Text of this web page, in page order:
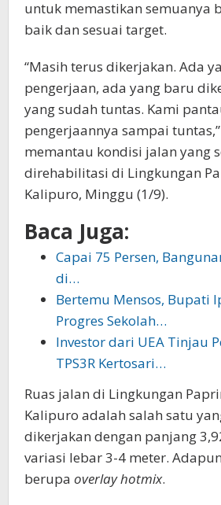
untuk memastikan semuanya
baik dan sesuai target.
“Masih terus dikerjakan. Ada
pengerjaan, ada yang baru
yang sudah tuntas. Kami
pengerjaannya sampai
memantau kondisi jalan yang
direhabilitasi di Lingkungan
Kalipuro, Minggu (1/9).
Baca Juga:
Capai 75 Persen,
di…
Bertemu Mensos, Bupati
Progres Sekolah…
Investor dari UEA Tinjau
TPS3R Kertosari…
Ruas jalan di Lingkungan
Kalipuro adalah salah satu
dikerjakan dengan panjang
variasi lebar 3-4 meter.
berupa overlay hotmix.